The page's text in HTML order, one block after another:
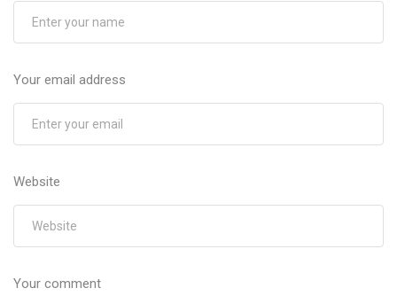
Your email address
Website
Your comment